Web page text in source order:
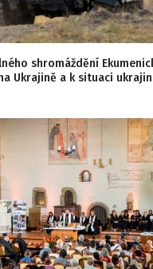
shromáždění
Ukrajině a k situaci